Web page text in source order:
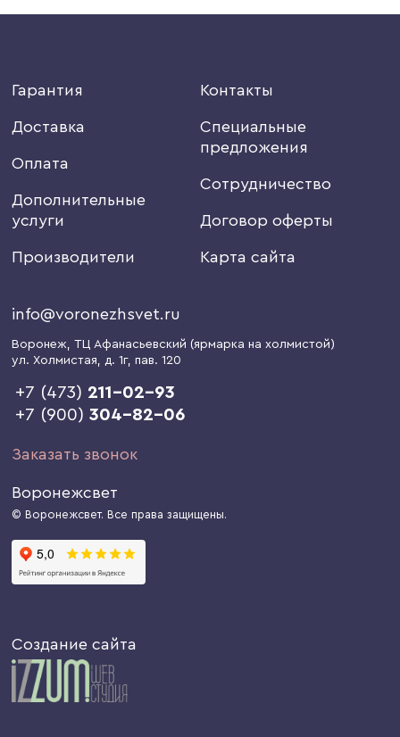
Гарантия
Доставка
Оплата
Дополнительные
услуги
Производители
Контакты
Специальные
предложения
Сотрудничество
Договор оферты
Карта сайта
info@voronezhsvet.ru
Воронеж, ТЦ Афанасьевский (ярмарка на холмистой)
ул. Холмистая, д. 1г, пав. 120
+7 (473) 211-02-93
+7 (900)304-82-06
Заказать звонок
Воронежсвет
© Воронежсвет. Все права защищены.
Создание сайта